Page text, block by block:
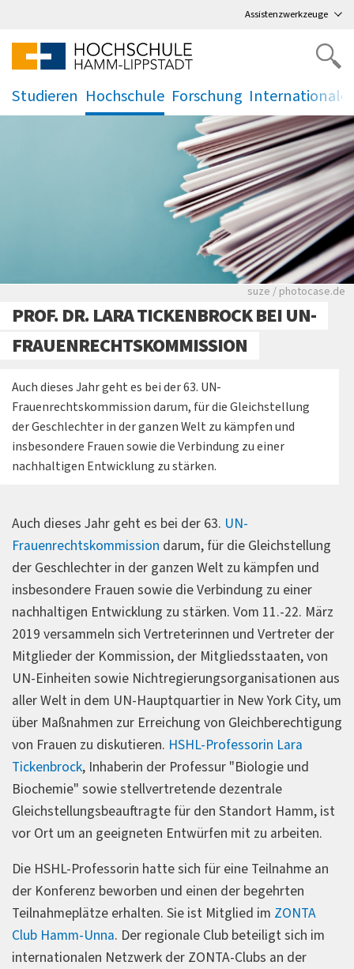
Assistenzwerkzeuge
Studieren
.
Hochschule
.
Forschung
. .
Viele Zeitungen.
suze / photocase.de
PROF. DR. LARA TICKENBROCK BEI UN-
FRAUENRECHTSKOMMISSION
Auch dieses Jahr geht es bei der 63. UN-
Frauenrechtskommission darum, für die Gleichstellung
der Geschlechter in der ganzen Welt zu kämpfen und
insbesondere Frauen sowie die Verbindung zu einer
nachhaltigen Entwicklung zu stärken.
Auch dieses Jahr geht es bei der 63. UN-
Frauenrechtskommission darum, für die Gleichstellung
der Geschlechter in der ganzen Welt zu kämpfen und
insbesondere Frauen sowie die Verbindung zu einer
nachhaltigen Entwicklung zu stärken. Vom 11.-22. März
2019 versammeln sich Vertreterinnen und Vertreter der
Mitglieder der Kommission, der Mitgliedsstaaten, von
UN-Einheiten sowie Nichtregierungsorganisationen aus
aller Welt in dem UN-Hauptquartier in New York City, um
über Maßnahmen zur Erreichung von Gleichberechtigung
von Frauen zu diskutieren. HSHL-Professorin Lara
Tickenbrock, Inhaberin der Professur "Biologie und
Biochemie" sowie stellvertretende dezentrale
Gleichstellungsbeauftragte für den Standort Hamm, ist
vor Ort um an geeigneten Entwürfen mit zu arbeiten.
Die HSHL-Professorin hatte sich für eine Teilnahme an
der Konferenz beworben und einen der begehrten
Teilnahmeplätze erhalten. Sie ist Mitglied im ZONTA
Club Hamm-Unna. Der regionale Club beteiligt sich im
internationalen Netzwerk der ZONTA-Clubs an der